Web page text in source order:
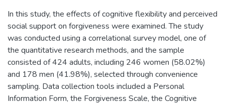
In this study, the effects of cognitive flexibility and perceived
social support on forgiveness were examined. The study
was conducted using a correlational survey model, one of
the quantitative research methods, and the sample
consisted of 424 adults, including 246 women (58.02%)
and 178 men (41.98%), selected through convenience
sampling. Data collection tools included a Personal
Information Form, the Forgiveness Scale, the Cognitive